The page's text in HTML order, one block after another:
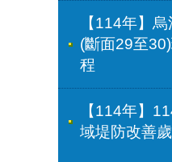
【114年】
(斷面29至
程
【114年】
域堤防改善